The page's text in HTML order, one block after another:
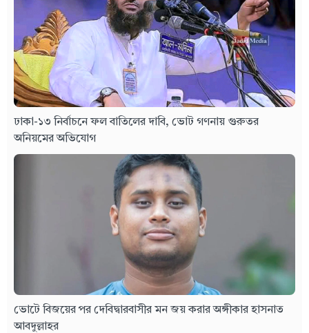
ঢাকা-১৩ নির্বাচনে ফল বাতিলের দাবি, ভোট গণনায় গুরুতর
অনিয়মের অভিযোগ
ভোটে বিজয়ের পর দেবিদ্বারবাসীর মন জয় করার অঙ্গীকার হাসনাত
আবদুল্লাহর